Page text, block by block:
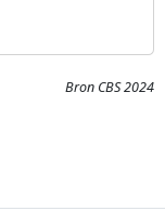
Bron CBS 2024